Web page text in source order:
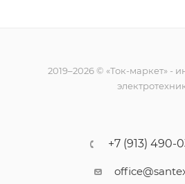
2019–2026 © «Ток-маркет» -
+7 (913) 490-